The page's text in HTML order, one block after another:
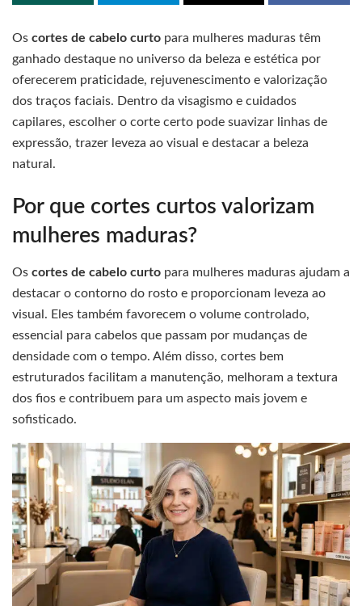
Os cortes de cabelo curto para mulheres maduras têm
ganhado destaque no universo da beleza e estética por
oferecerem praticidade, rejuvenescimento e valorização
dos traços faciais. Dentro da visagismo e cuidados
capilares, escolher o corte certo pode suavizar linhas de
expressão, trazer leveza ao visual e destacar a beleza
natural.
Por que cortes curtos valorizam
mulheres maduras?
Os cortes de cabelo curto para mulheres maduras ajudam a
destacar o contorno do rosto e proporcionam leveza ao
visual. Eles também favorecem o volume controlado,
essencial para cabelos que passam por mudanças de
densidade com o tempo. Além disso, cortes bem
estruturados facilitam a manutenção, melhoram a textura
dos fios e contribuem para um aspecto mais jovem e
sofisticado.